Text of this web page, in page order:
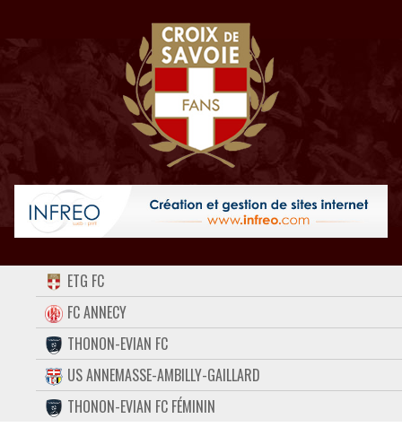
ACCUEIL
FORUM
CONTACT
FACEBOOK
TWITTER
ETG FC
FC ANNECY
THONON-EVIAN FC
US ANNEMASSE-AMBILLY-GAILLARD
THONON-EVIAN FC FÉMININ